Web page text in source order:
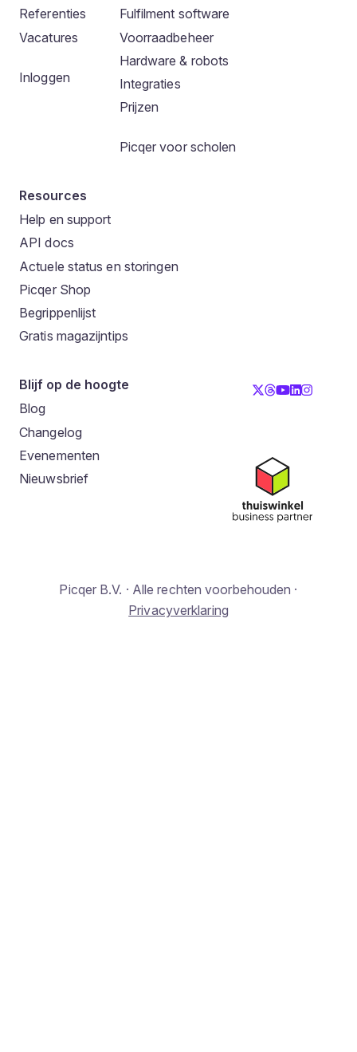
Referenties
Vacatures
Inloggen
Fulfilment software
Voorraadbeheer
Hardware & robots
Integraties
Prijzen
Picqer voor scholen
Resources
Help en support
API docs
Actuele status en storingen
Picqer Shop
Begrippenlijst
Gratis magazijntips
Blijf op de hoogte
Blog
Changelog
Evenementen
Nieuwsbrief
Picqer B.V. · Alle rechten voorbehouden ·
Privacyverklaring